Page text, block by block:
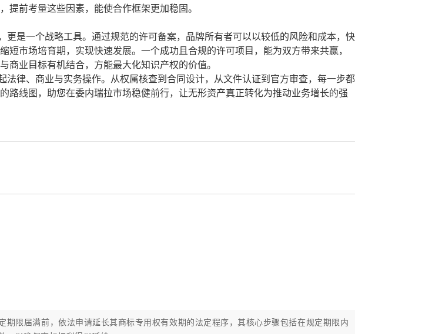
提前考量这些因素，能使合作框架更加稳固。
是一个战略工具。通过规范的许可备案，品牌所有者可以以较低的风险和成本，快
市场培育期，实现快速发展。一个成功且合规的许可项目，能为双方带来共赢，
商业目标有机结合，方能最大化知识产权的价值。
律、商业与实务操作。从权属核查到合同设计，从文件认证到官方审查，每一步都
路线图，助您在委内瑞拉市场稳健前行，让无形资产真正转化为推动业务增长的强
期限届满前，依法申请延长其商标专用权有效期的法定程序，其核心步骤包括在规定期限内